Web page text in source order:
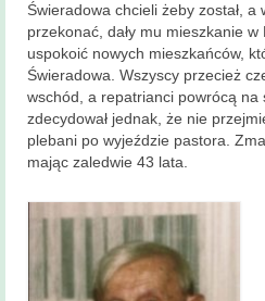
Świeradowa chcieli żeby został, a
przekonać, dały mu mieszkanie w
uspokoić nowych mieszkańców,
Świeradowa. Wszyscy przecież
wschód, a repatrianci powrócą na
zdecydował jednak, że nie
plebani po wyjeździe pastora.
mając zaledwie 43 lata.